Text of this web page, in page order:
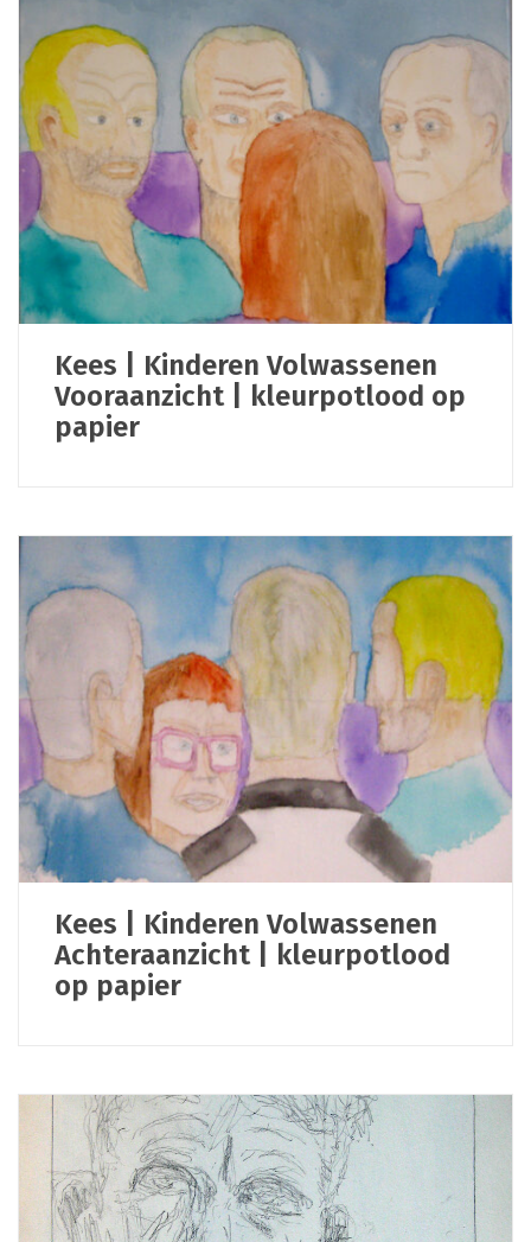
Kees | Kinderen Volwassenen
Vooraanzicht | kleurpotlood op
papier
Kees | Kinderen Volwassenen
Achteraanzicht | kleurpotlood
op papier